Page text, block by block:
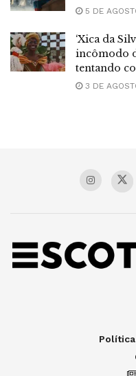
5 DE
‘Xica da
incômodo
tentando
3 DE